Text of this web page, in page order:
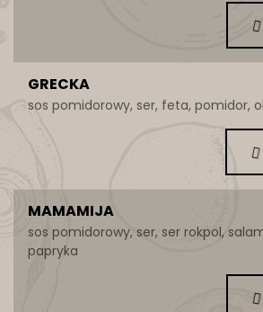
GRECKA
sos pomidorowy, ser, feta, pomidor,
MAMAMIJA
sos pomidorowy, ser, ser rokpol,
papryka